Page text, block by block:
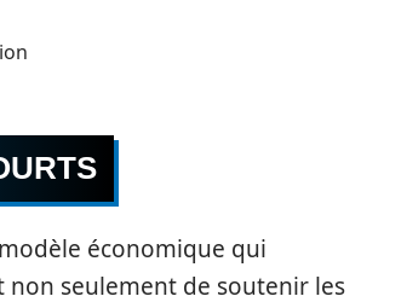
économique qui
seulement de soutenir les